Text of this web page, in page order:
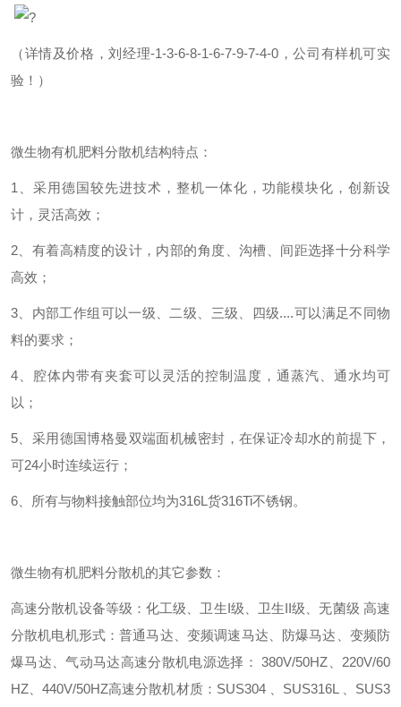
?
（详情及价格，刘经理-1-3-6-8-1-6-7-9-7-4-0，公司有样机可实
验！）
微生物有机肥料分散机结构特点：
1
、采用德国较先进技术，整机一体化，功能模块化，创新设
计，灵活高效；
2 、有着高精度的设计，内部的角度、沟槽、间距选择十分科学
高效；
3 、内部工作组可以一级、二级、三级、四级....可以满足不同物
料的要求；
4 、腔体内带有夹套可以灵活的控制温度，通蒸汽、通水均可
以；
5 、采用德国博格曼双端面机械密封，在保证冷却水的前提下，
可24小时连续运行；
6 、所有与物料接触部位均为316L 货316Ti不锈钢。
微生物有机肥料分散机的其它参数：
高速分散机设备等级：化工级、卫生I级、卫生II级、无菌级 高速
分散机电机形式：普通马达、变频调速马达、防爆马达、变频防
爆马达、气动马达高速分散机电源选择： 380V/50HZ、220V/60
HZ、440V/50HZ高速分散机材质：SUS304 、SUS316L 、SUS3